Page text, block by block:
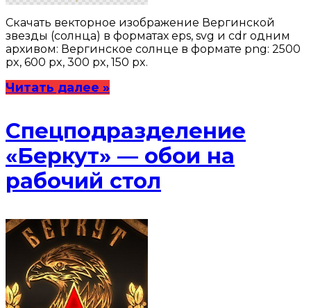
Скачать векторное изображение Вергинской
звезды (солнца) в форматах eps, svg и cdr одним
архивом: Вергинское солнце в формате png: 2500
px, 600 px, 300 px, 150 px.
Читать далее »
Спецподразделение
«Беркут» — обои на
рабочий стол